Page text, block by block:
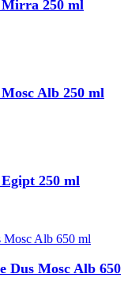
Mirra 250 ml
Alb 250 ml
250 ml
Dus Mosc Alb 650